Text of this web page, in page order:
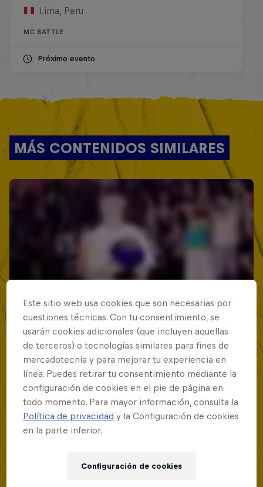
Lima, Peru
MC BATTLE
Próximo evento
MÁS CONTENIDOS SIMILARES
Red Bull Batalla Nueva Historia:
Este sitio web usa cookies que son necesarias por
cuestiones técnicas. Con tu consentimiento, se
usarán cookies adicionales (que incluyen aquellas
de terceros) o tecnologías similares para fines de
mercadotecnia y para mejorar tu experiencia en
línea. Puedes retirar tu consentimiento mediante la
configuración de cookies en el pie de página en
todo momento. Para mayor información, consulta la
Política de privacidad y la Configuración de cookies
en la parte inferior.
Configuración de cookies